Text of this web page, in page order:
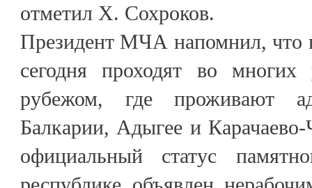
отметил Х. Сохроков.
Президент МЧА напомнил, что
сегодня проходят во
рубежом, где проживают
Балкарии, Адыгее и
официальный статус